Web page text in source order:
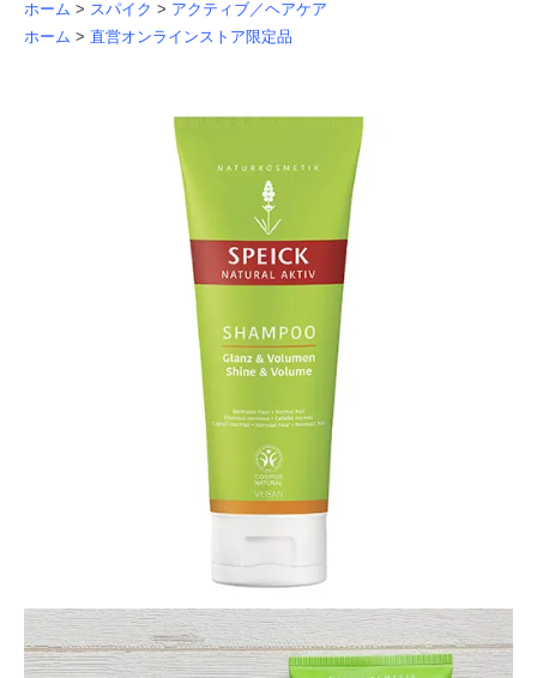
ホーム > スパイク > アクティブ／ヘアケア
ホーム > 直営オンラインストア限定品